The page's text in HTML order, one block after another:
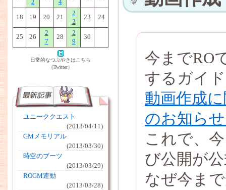
2
4
18 19 20 21
2
2
23 24
25 26
2
7
28
2
9
30
日常的なつぶやきはこちら
（Twitter）
ユニーククエスト
(2013/04/11)
GMメモリアル
(2013/03/30)
時空のブーツ
(2013/03/29)
ROGM連動
(2013/03/28)
今までRO
するガイ
動画作成
のお知ら
これで、
び公開が
なぜ今ま